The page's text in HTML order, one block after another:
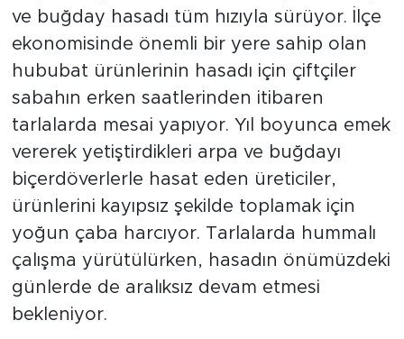
ve buğday hasadı tüm hızıyla sürüyor. İlçe
ekonomisinde önemli bir yere sahip olan
hububat ürünlerinin hasadı için çiftçiler
sabahın erken saatlerinden itibaren
tarlalarda mesai yapıyor. Yıl boyunca emek
vererek yetiştirdikleri arpa ve buğdayı
biçerdöverlerle hasat eden üreticiler,
ürünlerini kayıpsız şekilde toplamak için
yoğun çaba harcıyor. Tarlalarda hummalı
çalışma yürütülürken, hasadın önümüzdeki
günlerde de aralıksız devam etmesi
bekleniyor.